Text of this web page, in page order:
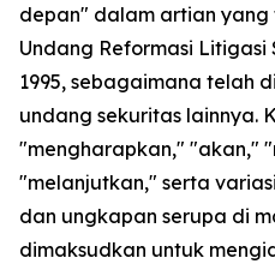
depan" dalam artian
Undang Reformasi Litigasi
1995, sebagaimana telah
undang sekuritas lainnya.
"mengharapkan," "akan,"
"melanjutkan," serta
dan ungkapan serupa di
dimaksudkan untuk